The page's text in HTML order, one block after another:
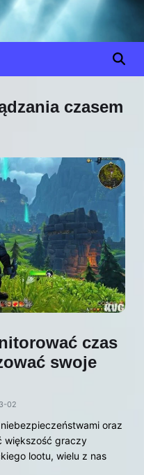
czasem
czas
swoje
02
oraz
większość graczy
lootu, wielu z nas